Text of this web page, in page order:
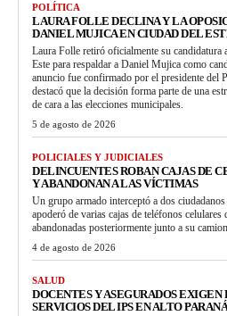
POLÍTICA
LAURA FOLLE DECLINA Y LA
DANIEL MUJICA EN CIUDAD DEL
Laura Folle retiró oficialmente su candidatura
Este para respaldar a Daniel Mujica como
anuncio fue confirmado por el presidente
destacó que la decisión forma parte de una
de cara a las elecciones municipales.
5 de agosto de 2026
POLICIALES Y JUDICIALES
DELINCUENTES ROBAN CAJAS DE
Y ABANDONAN A LAS VÍCTIMAS
Un grupo armado interceptó a dos
apoderó de varias cajas de teléfonos
abandonadas posteriormente junto a su
4 de agosto de 2026
SALUD
DOCENTES Y ASEGURADOS
SERVICIOS DEL IPS EN ALTO PARANÁ